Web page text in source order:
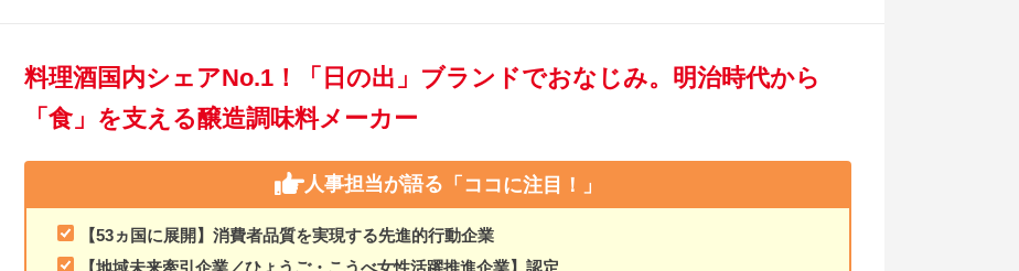
料理酒国内シェアNo.1！「日の出」ブランドでおなじみ。明治時代から
「食」を支える醸造調味料メーカー
人事担当が語る 「ココに注目！」
【53ヵ国に展開】消費者品質を実現する先進的行動企業